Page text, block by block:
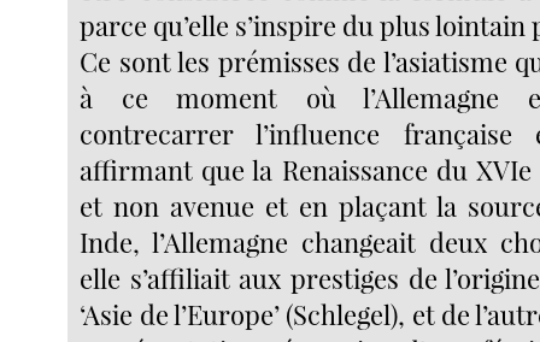
parce qu’elle s’inspire du plus lointain
Ce sont les prémisses de l’asiatisme
à ce moment où l’Allemagne
contrecarrer l’influence
affirmant que la Renaissance du
et non avenue et en plaçant la
Inde, l’Allemagne changeait deux
elle s’affiliait aux prestiges de
‘Asie de l’Europe’ (Schlegel), et de